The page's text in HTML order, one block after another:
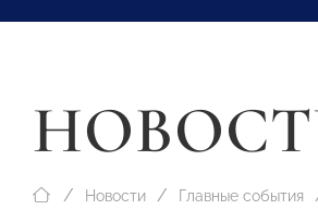
Новости Главные события